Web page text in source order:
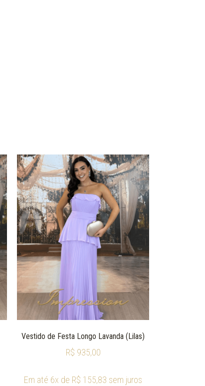
Vestido de Festa Longo Lavanda (Lilas)
R$ 935,00
Em até 6x de R$ 155,83 sem juros